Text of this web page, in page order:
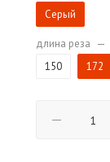
Серый
длина реза —
150
172